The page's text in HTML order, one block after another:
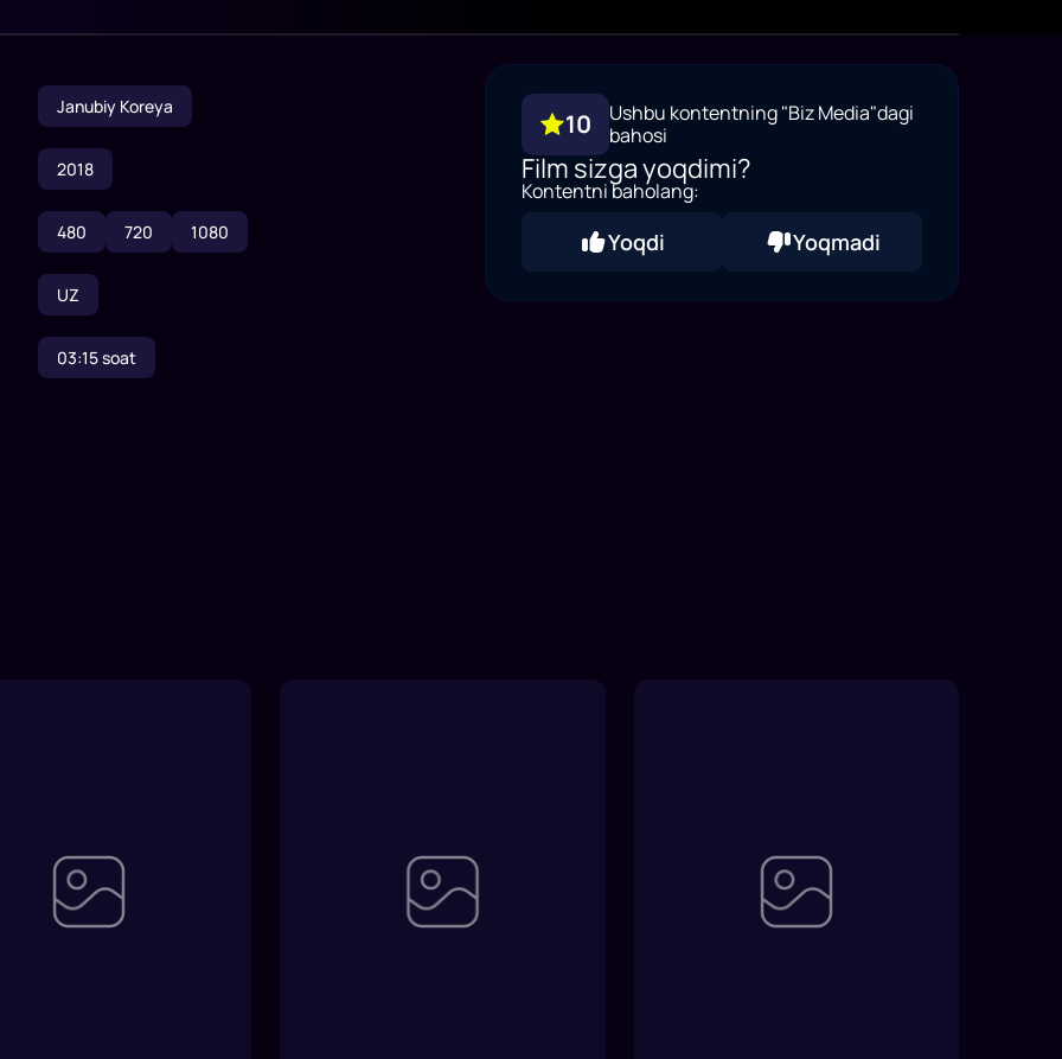
Janubiy Koreya
2018
480 720 1080
UZ
03:15soat
10
Ushbu kontentning "Biz Media"dagi
bahosi
Film sizga yoqdimi?
Kontentni baholang:
Yoqdi Yoqmadi